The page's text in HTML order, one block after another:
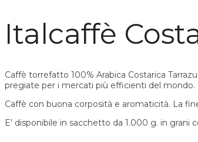
Italcaffè
Caffè torrefatto 100% Arabica Costarica
pregiate per i mercati più efficienti del mondo.
Caffè con buona corposità e aromaticità. La
E’ disponibile in sacchetto da 1.000 g. in